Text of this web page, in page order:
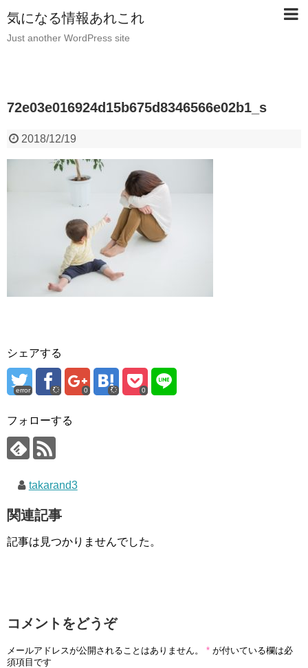
気になる情報あれこれ
Just another WordPress site
72e03e016924d15b675d8346566e02b1_s
2018/12/19
シェアする
error 0 0
フォローする
takarand3
関連記事
記事は見つかりませんでした。
コメントをどうぞ
メールアドレスが公開されることはありません。 * が付いている欄は必
須項目です